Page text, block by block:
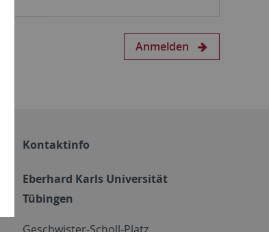
Anmelden
Kontaktinfo
Eberhard Karls Universität
Tübingen